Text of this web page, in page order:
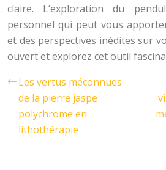
claire. L’exploration du
personnel qui peut vous
et des perspectives inédites sur
ouvert et explorez cet outil
Les vertus méconnues
de la pierre jaspe
polychrome en
lithothérapie